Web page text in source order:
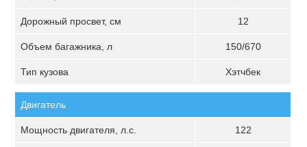
Дорожный просвет, см 12
Объем багажника, л 150/670
Тип кузова Хэтчбек
Двигатель
Мощность двигателя, л.с. 122